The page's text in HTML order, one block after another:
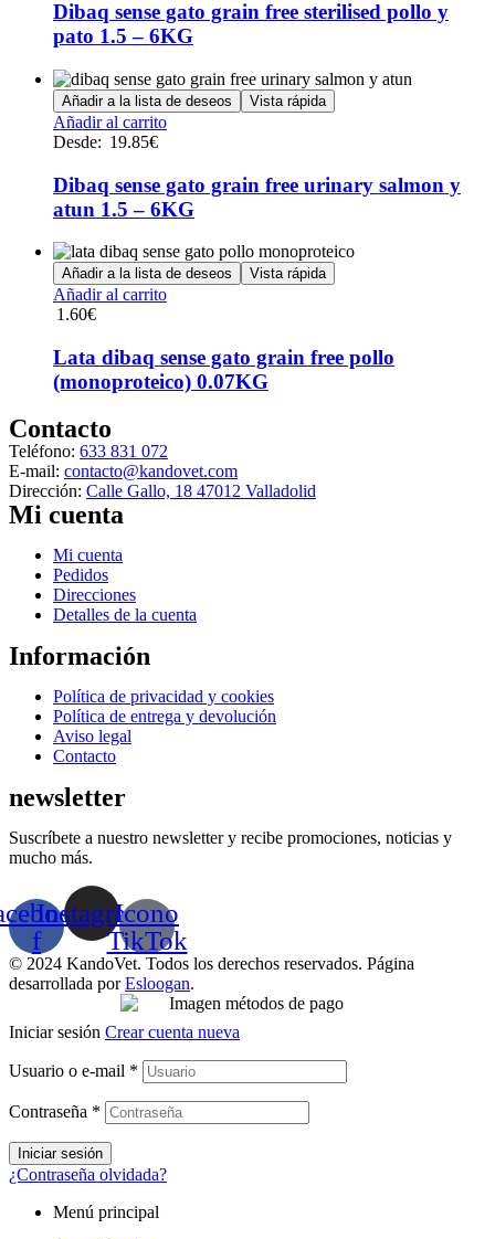
múltiples
variantes.
Las
se
pueden
elegir
página
de
Dibaq sense gato grain free sterilised pollo y
pato 1.5 – 6KG
Añadir a la lista de deseos Vista rápida
Añadir al carritoEste
múltiples
variantes.
Las
se
pueden
elegir
página
de
producto
Desde: 19.85€
Dibaq sense gato grain free urinary salmon y
atun 1.5 – 6KG
Añadir a la lista de deseos Vista rápida
Añadir al carrito
1.60€
Lata dibaq sense gato grain free pollo
(monoproteico) 0.07KG
Contacto
Teléfono: 633 831 072
E-mail: contacto@kandovet.com
Dirección: Calle Gallo, 18 47012 Valladolid
Mi cuenta
Menú
Mi cuenta
Pedidos
Direcciones
Detalles de la cuenta
Información
Menú
Política de privacidad y cookies
Política de entrega y devolución
Aviso legal
Contacto
newsletter
Suscríbete a nuestro newsletter y recibe promociones, noticias y
mucho más.
f
InstagramIcono
TikTok
© 2024 KandoVet. Todos los derechos reservados. Página
desarrollada porEsloogan.
Iniciar sesión Crear cuenta nueva
Usuario o e-mail *
Contraseña *
Iniciar sesión
¿Contraseña olvidada?
Menú principal